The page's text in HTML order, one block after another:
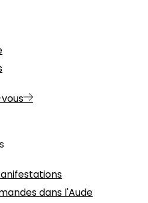
dans l'Aude